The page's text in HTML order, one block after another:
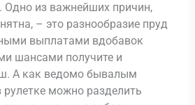
из важнейших причин,
– это разнообразие пруд
выплатами вдобавок
шансами получите и
А как ведомо бывалым
рулетке можно разделить